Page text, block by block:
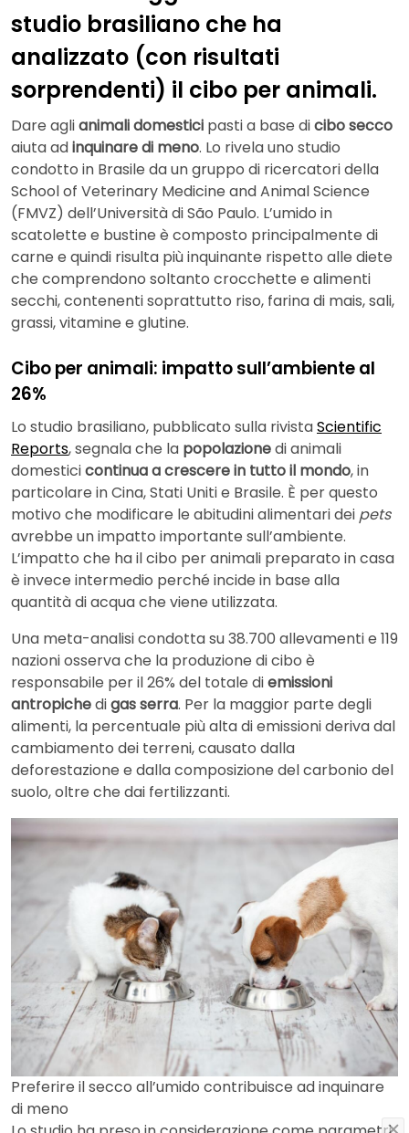
studio brasiliano che ha
analizzato (con risultati
sorprendenti) il cibo per animali.
Dare aglianimali domestici pasti a base dicibo secco
aiuta adinquinare di meno. Lo rivela uno studio
condotto in Brasile da un gruppo di ricercatori della
School of Veterinary Medicine and Animal Science
(FMVZ) dell’Università di São Paulo. L’umido in
scatolette e bustine è composto principalmente di
carne e quindi risulta più inquinante rispetto alle diete
che comprendono soltanto crocchette e alimenti
secchi, contenenti soprattutto riso, farina di mais, sali,
grassi, vitamine e glutine.
Cibo per animali: impatto sull’ambiente al
26%
Lo studio brasiliano, pubblicato sulla rivistaScientific
Reports, segnala che la popolazionedi animali
domesticicontinua a crescere in tutto il mondo, in
particolare in Cina, Stati Uniti e Brasile. È per questo
motivo che modificare le abitudini alimentari dei pets
avrebbe un impatto importante sull’ambiente.
L’impatto che ha il cibo per animali preparato in casa
è invece intermedio perché incide in base alla
quantità di acqua che viene utilizzata.
Una meta-analisi condotta su 38.700 allevamenti e 119
nazioni osserva che la produzione di cibo è
responsabile per il 26% del totale diemissioni
antropichedigas serra. Per la maggior parte degli
alimenti, la percentuale più alta di emissioni deriva dal
cambiamento dei terreni, causato dalla
deforestazione e dalla composizione del carbonio del
suolo, oltre che dai fertilizzanti.
Preferire il secco all’umido contribuisce ad inquinare
di meno